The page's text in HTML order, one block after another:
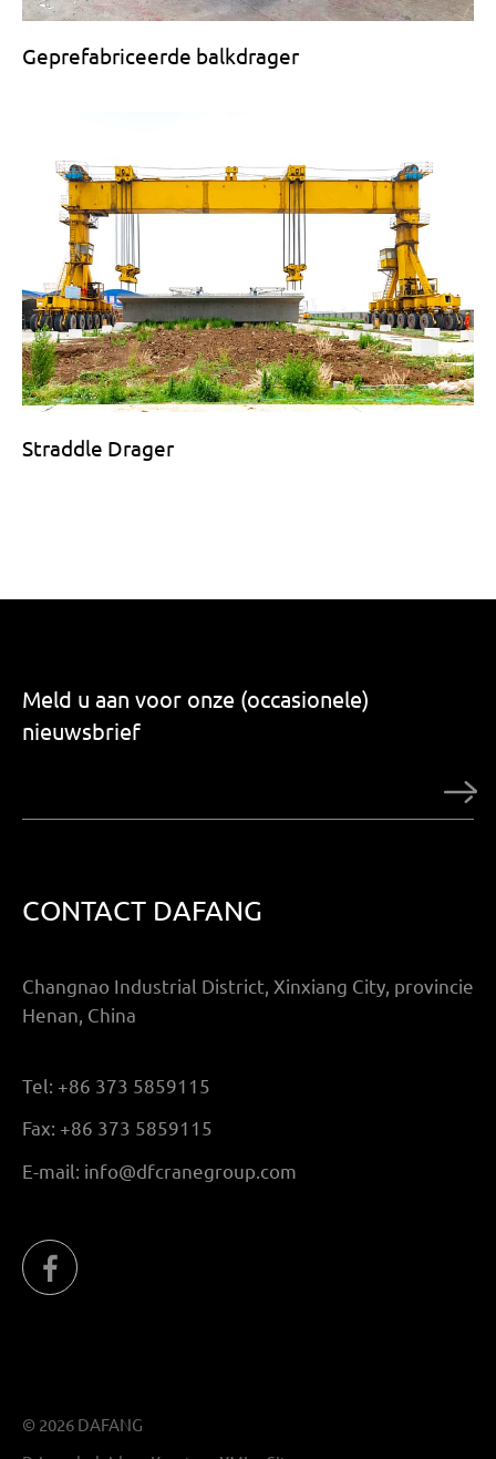
Geprefabriceerde balkdrager
Straddle Drager
Meld u aan voor onze (occasionele)
nieuwsbrief
CONTACT DAFANG
Changnao Industrial District, Xinxiang City, provincie
Henan, China
Tel: +86 373 5859115
Fax: +86 373 5859115
E-mail: info@dfcranegroup.com
© 2026 DAFANG